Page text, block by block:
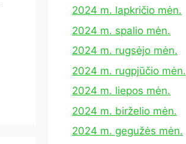
2024 m. lapkričio mėn.
2024 m. spalio mėn.
2024 m. rugsėjo mėn.
2024 m. rugpjūčio mėn.
2024 m. liepos mėn.
2024 m. birželio mėn.
2024 m. gegužės mėn.